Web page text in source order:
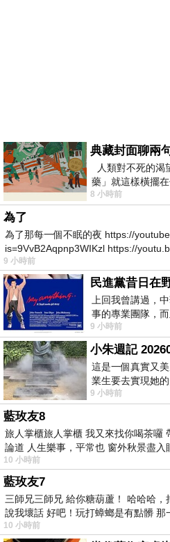
典藏封面聊兩
人類對不死的渴
藥」就這樣橫擺
停止衰老、痛覺
8 小時前
為了
為了那每一個不眠的夜 https://
is=9VvB2Aqpnp3WIKzl https://
9 小時前
民進黨昔日在
上回我曾講過，
事的專業團隊，
是只會到處甩鍋
9 小時前
這是一個真實又
業生要去實現她
情況下，靠著自
9 小時前
藍玫友8
旅人掌櫃旅人掌櫃 我又來找你喝茶囉
論道 人生樂事，平常也 窗外秋景盡入
10 小時前
藍玫友7
三師兄三師兄 給你糖葫蘆！ 哈哈哈
說我壞話 好吧！玩打蟑螂是有點髒 那
10 小時前